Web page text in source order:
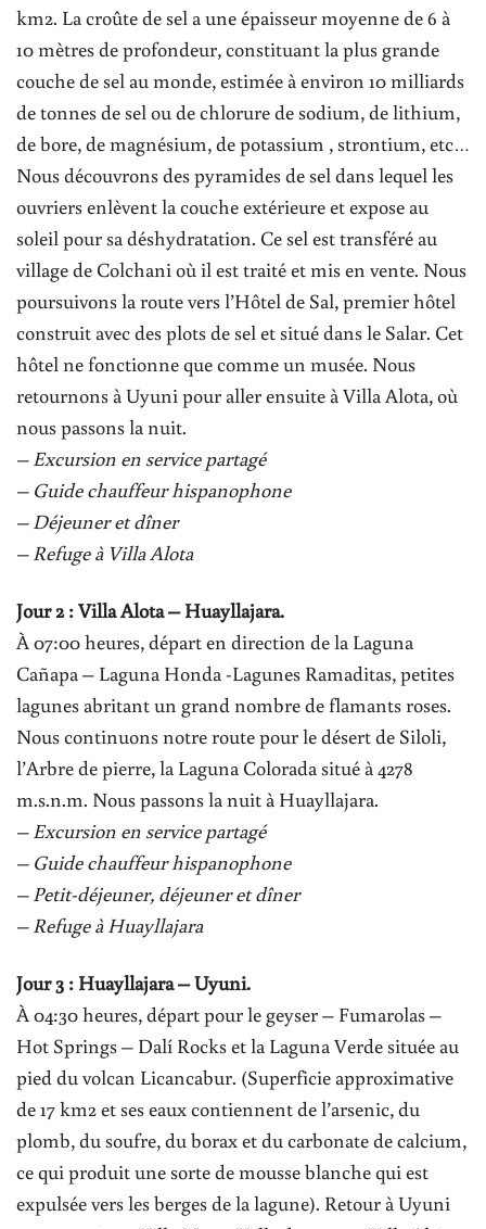
km2. La croûte de sel a une épaisseur moyenne de 6 à
10 mètres de profondeur, constituant la plus grande
couche de sel au monde, estimée à environ 10 milliards
de tonnes de sel ou de chlorure de sodium, de lithium,
de bore, de magnésium, de potassium , strontium, etc…
Nous découvrons des pyramides de sel dans lequel les
ouvriers enlèvent la couche extérieure et expose au
soleil pour sa déshydratation. Ce sel est transféré au
village de Colchani où il est traité et mis en vente. Nous
poursuivons la route vers l’Hôtel de Sal, premier hôtel
construit avec des plots de sel et situé dans le Salar. Cet
hôtel ne fonctionne que comme un musée. Nous
retournons à Uyuni pour aller ensuite à Villa Alota, où
nous passons la nuit.
– Excursion en service partagé
– Guide chauffeur hispanophone
– Déjeuner et dîner
– Refuge à Villa Alota
Jour 2 : Villa Alota – Huayllajara.
À 07:00 heures, départ en direction de la Laguna
Cañapa – Laguna Honda -Lagunes Ramaditas, petites
lagunes abritant un grand nombre de flamants roses.
Nous continuons notre route pour le désert de Siloli,
l’Arbre de pierre, la Laguna Colorada situé à 4278
m.s.n.m. Nous passons la nuit à Huayllajara.
– Excursion en service partagé
– Guide chauffeur hispanophone
– Petit-déjeuner, déjeuner et dîner
– Refuge à Huayllajara
Jour 3 : Huayllajara – Uyuni.
À 04:30 heures, départ pour le geyser – Fumarolas –
Hot Springs – Dalí Rocks et la Laguna Verde située au
pied du volcan Licancabur. (Superficie approximative
de 17 km2 et ses eaux contiennent de l’arsenic, du
plomb, du soufre, du borax et du carbonate de calcium,
ce qui produit une sorte de mousse blanche qui est
expulsée vers les berges de la lagune). Retour à Uyuni